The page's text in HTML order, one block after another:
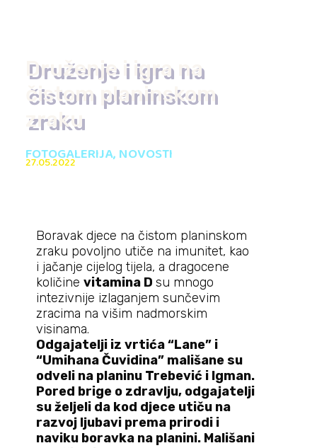
Druženje i igra na
čistom planinskom
zraku
FOTOGALERIJA,NOVOSTI
27.05.2022
Boravak djece na čistom planinskom
zraku povoljno utiče na imunitet, kao
i jačanje cijelog tijela, a dragocene
količine vitamina D su mnogo
intezivnije izlaganjem sunčevim
zracima na višim nadmorskim
visinama.
Odgajatelji iz vrtića “Lane” i
“Umihana Čuvidina” mališane su
odveli na planinu Trebević i Igman.
Pored brige o zdravlju, odgajatelji
su željeli da kod djece utiču na
razvoj ljubavi prema prirodi i
naviku boravka na planini. Mališani